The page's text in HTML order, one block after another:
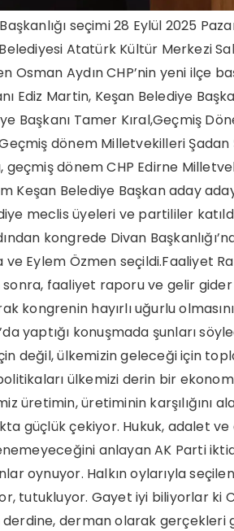
seçimi 28 Eylül 2025
Atatürk Kültür Merkezi
Osman Aydın CHP’nin yeni ilçe
Ediz Martin, Keşan Belediye
Başkanı Tamer Kıral,Geçmiş
dönem Milletvekilleri Şadan
geçmiş dönem CHP Edirne
Keşan Belediye Başkan aday
meclis üyeleri ve partililer
kongrede Divan
Eylem Özmen seçildi.Faaliyet
sonra, faaliyet raporu ve gelir
kongrenin hayırlı uğurlu
yaptığı konuşmada şunları
değil, ülkemizin geleceği için
ülkemizi derin bir
üretimin, üretiminin karşılığını
güçlük çekiyor. Hukuk, adalet
anlayan AK Parti
oynuyor. Halkın oylarıyla
tutukluyor. Gayet iyi biliyorlar ki
derdine, derman olarak gerçekleri